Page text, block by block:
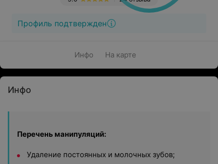
Профиль подтвержден
Инфо На карте
Инфо
Перечень манипуляций:
Удаление постоянных и молочных зубов;